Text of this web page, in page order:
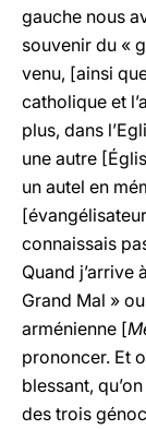
gauche nous
souvenir du «
venu, [ainsi
catholique et
plus, dans
une autre
un autel en
connaissais
Quand j’arrive
Grand Mal »
arménienne [
prononcer. Et
blessant,
des trois